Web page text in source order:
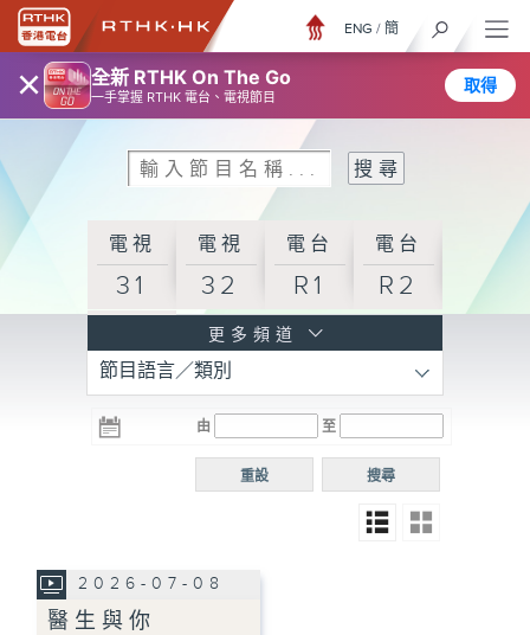
× 全新 RTHK On The Go
一手掌握 RTHK 電台、電視節目
取得
ENG / 簡
電視
31
電視
32
電台
R1
電台
R2
R3
電台 電台
R5
電台
普通
更多頻道
節目語言／類別
由 至
搜尋
重設
2026-07-08
醫生與你